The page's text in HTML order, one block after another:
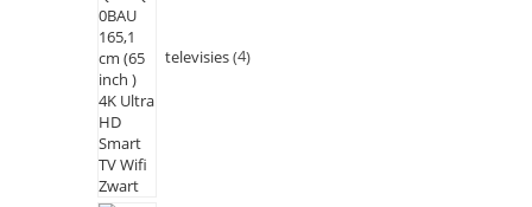
televisies 4